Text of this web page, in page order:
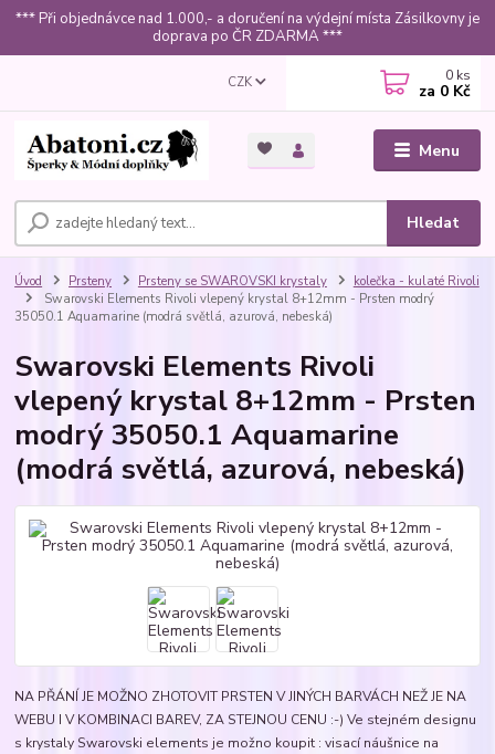
*** Při objednávce nad 1.000,- a doručení na výdejní místa Zásilkovny je
doprava po ČR ZDARMA ***
Menu
CZK
Hledat
0 ks
za 0 Kč
Úvod Prsteny Prsteny se SWAROVSKI krystaly
kolečka - kulaté Rivoli
Swarovski Elements Rivoli vlepený krystal 8+12mm - Prsten modrý
35050.1 Aquamarine (modrá světlá, azurová, nebeská)
Swarovski Elements Rivoli
vlepený krystal 8+12mm - Prsten
modrý 35050.1 Aquamarine
(modrá světlá, azurová, nebeská)
NA PŘÁNÍ JE MOŽNO ZHOTOVIT PRSTEN V JINÝCH BARVÁCH NEŽ JE NA
WEBU I V KOMBINACI BAREV, ZA STEJNOU CENU :-) Ve stejném designu
s krystaly Swarovski elements je možno koupit : visací náušnice na